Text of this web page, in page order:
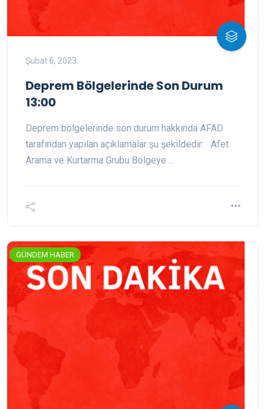
Şubat 6, 2023
Deprem Bölgelerinde Son Durum
13:00
Deprem bölgelerinde son durum hakkında AFAD
tarafından yapılan açıklamalar şu şekildedir: Afet
Arama ve Kurtarma Grubu Bölgeye ...
GÜNDEM HABER